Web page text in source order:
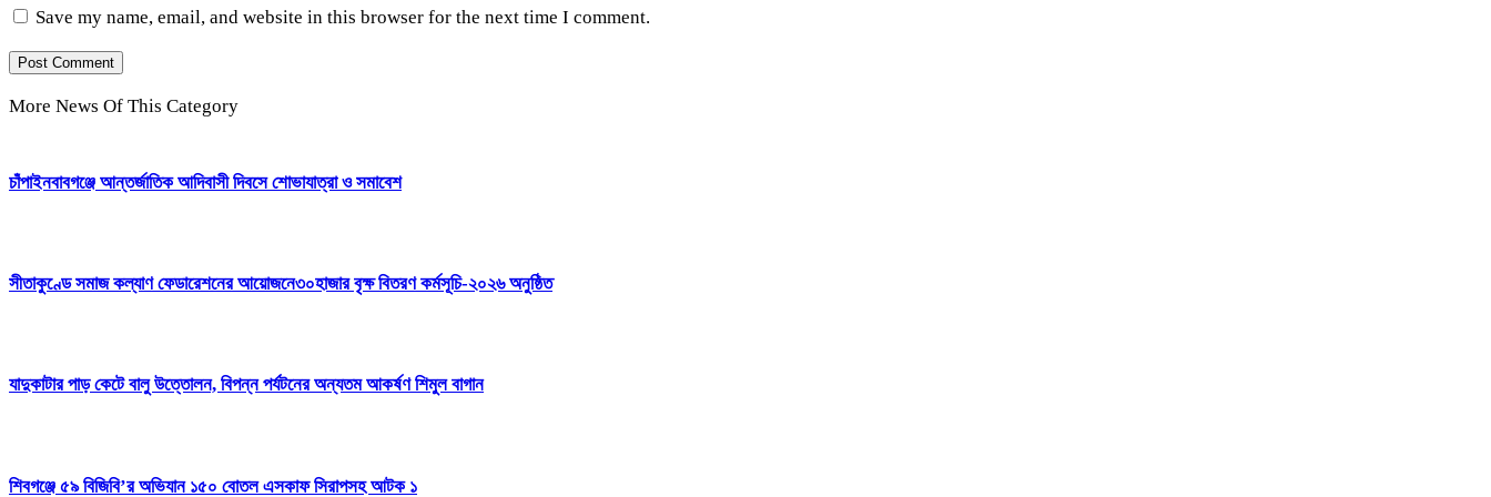
Save my name, email, and website in this browser for the next time I comment.
More News Of This Category
চাঁপাইনবাবগঞ্জে আন্তর্জাতিক আদিবাসী দিবসে শোভাযাত্রা ও সমাবেশ
সীতাকুণ্ডে সমাজ কল্যাণ ফেডারেশনের আয়োজনে৩০হাজার বৃক্ষ বিতরণ কর্মসূচি-২০২৬ অনুষ্ঠিত
যাদুকাটার পাড় কেটে বালু উত্তোলন, বিপন্ন পর্যটনের অন্যতম আকর্ষণ শিমুল বাগান
শিবগঞ্জে ৫৯ বিজিবি’র অভিযান ১৫০ বোতল এসকাফ সিরাপসহ আটক ১